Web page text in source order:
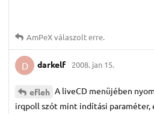
AmPeXválaszolt erre.
D darkelf 2008. jan 15.
efleh A liveCD menüjében
irqpoll szót mint indítási paraméter,